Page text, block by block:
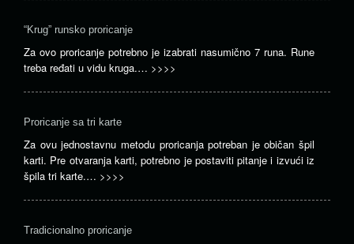
“Krug” runsko proricanje
Za ovo proricanje potrebno je izabrati nasumično 7 runa. Rune
treba ređati u vidu kruga.… >>>>
Proricanje sa tri karte
Za ovu jednostavnu metodu proricanja potreban je običan špil
karti. Pre otvaranja karti, potrebno je postaviti pitanje i izvući iz
špila tri karte.… >>>>
Tradicionalno proricanje